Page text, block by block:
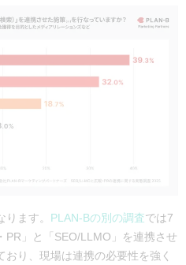
ます。 PLAN-Bの別の調査では7
PR」と「SEO/LLMO」を連携させ
おり、現場は連携の必要性を強く